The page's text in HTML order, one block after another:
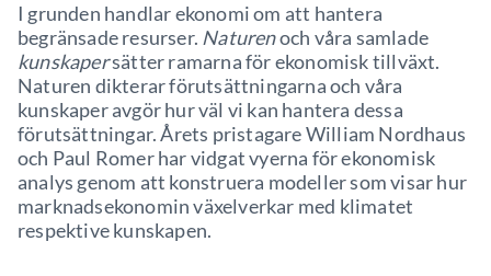
I grunden handlar ekonomi om att hantera
begränsade resurser. Naturenoch våra samlade
kunskapersätter ramarna för ekonomisk tillväxt.
Naturen dikterar förutsättningarna och våra
kunskaper avgör hur väl vi kan hantera dessa
förutsättningar. Årets pristagare William Nordhaus
och Paul Romer har vidgat vyerna för ekonomisk
analys genom att konstruera modeller som visar hur
marknadsekonomin växelverkar med klimatet
respektive kunskapen.